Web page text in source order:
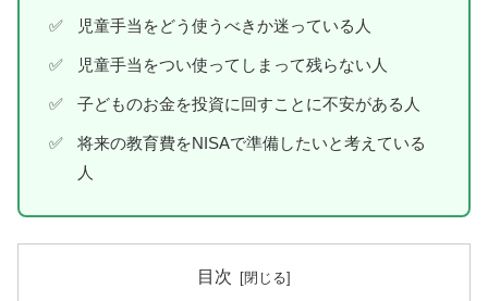
児童手当をどう使うべきか迷っている人
児童手当をつい使ってしまって残らない人
子どものお金を投資に回すことに不安がある人
将来の教育費をNISAで準備したいと考えている
人
目次